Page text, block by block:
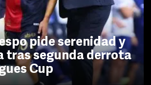
pide serenidad y
tras segunda derrota
Cup